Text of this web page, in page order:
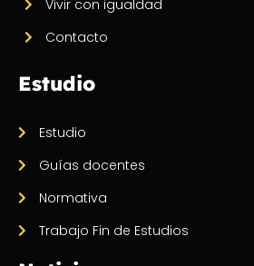
Vivir con igualdad
Contacto
Estudio
Estudio
Guías docentes
Normativa
Trabajo Fin de Estudios